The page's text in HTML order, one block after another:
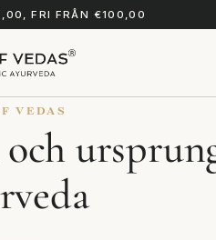
FRI FRÅN €100,00
VEDAS